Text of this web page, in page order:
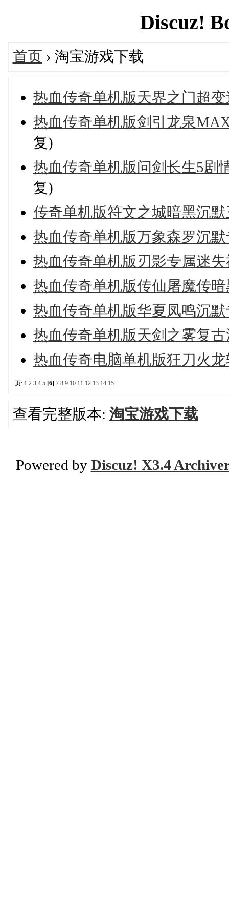
Discuz!
首页 › 淘宝游戏下载
热血传奇单机版天界之门超
热血传奇单机版剑引龙泉
复)
热血传奇单机版问剑长生5剧
复)
传奇单机版符文之城暗黑沉
热血传奇单机版万象森罗沉
热血传奇单机版刃影专属迷
热血传奇单机版传仙屠魔传
热血传奇单机版华夏凤鸣沉
热血传奇单机版天剑之雾复
热血传奇电脑单机版狂刀火
页: 1 2 3 4 5 [6] 7 8 9 10 11 12 13 14 15
查看完整版本: 淘宝游戏下载
Powered by Discuz! X3.4